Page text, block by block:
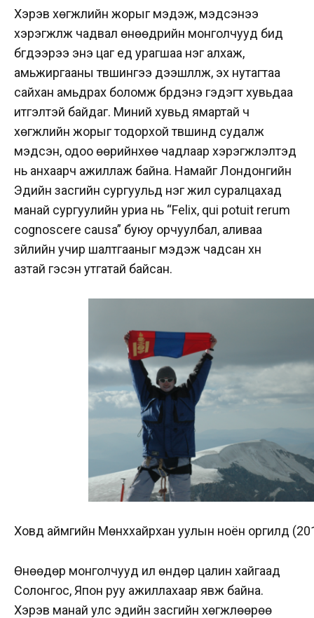
Хэрэв хөгжлийн жорыг мэдэж, мэдсэнээ
хэрэгжүүлж чадвал өнөөдрийн монголчууд бид
бүгдээрээ энэ цаг үед урагшаа нэг алхаж,
амьжиргааны түвшингээ дээшлүүлж, эх нутагтаа
сайхан амьдрах боломж бүрдэнэ гэдэгт хувьдаа
итгэлтэй байдаг. Миний хувьд ямартай ч
хөгжлийн жорыг тодорхой түвшинд судалж
мэдсэн, одоо өөрийнхөө чадлаар хэрэгжүүлэлтэд
нь анхаарч ажиллаж байна. Намайг Лондонгийн
Эдийн засгийн сургуульд нэг жил суралцахад
манай сургуулийн уриа нь “Felix, qui potuit rerum
cognoscere causa” буюу орчуулбал, аливаа
зүйлийн учир шалтгааныг мэдэж чадсан хүн
азтай гэсэн утгатай байсан.
Ховд аймгийн Мөнххайрхан уулын ноён оргилд
Өнөөдөр монголчууд илүү өндөр цалин хайгаад
Солонгос, Япон руу ажиллахаар явж байна.
Хэрэв манай улс эдийн засгийн хөгжлөөрөө